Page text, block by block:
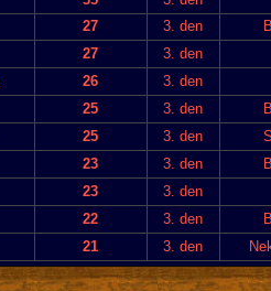
27 3. den
27
3. den
26
3. den
25 3. den
25 3. den
23 3. den
23
3. den
22 3. den
21 3. den